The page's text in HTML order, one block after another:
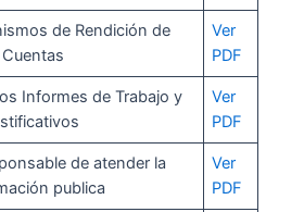
de Rendición de
Cuentas
Ver
PDF
Informes de Trabajo y
Ver
PDF
de atender la
publica
Ver
PDF